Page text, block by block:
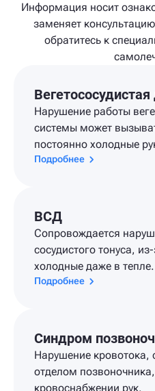
Информация носит
заменяет
обратитесь к
Нарушение работы
системы может
постоянно холодные
Подробнее
ВСД
Сопровождается
сосудистого тонуса,
холодные даже в тепле.
Подробнее
Синдром
Нарушение
отделом
кровоснабжении рук.